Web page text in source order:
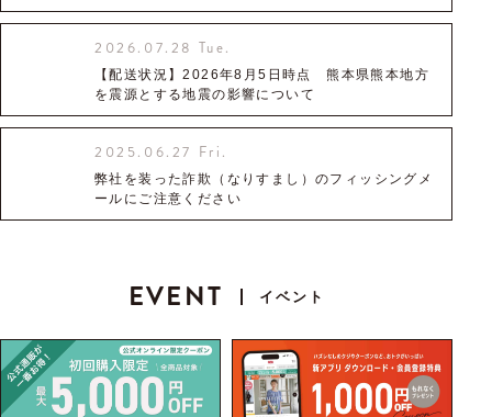
2026.07.28 Tue.
【配送状況】2026年8月5日時点 熊本県熊本地方
を震源とする地震の影響について
2025.06.27 Fri.
弊社を装った詐欺（なりすまし）のフィッシングメ
ールにご注意ください
EVENT イベント